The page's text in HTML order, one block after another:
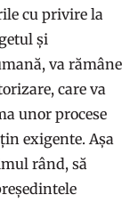
cu privire la
și
va rămâne
care va
unor procese
exigente. Așa
rând, să